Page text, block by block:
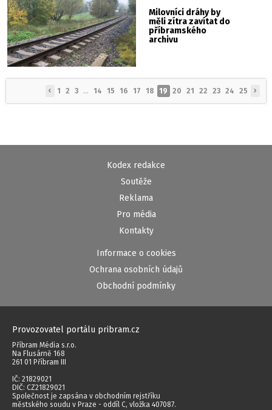
Milovníci dráhy by
měli zítra zavítat do
příbramského
archivu
‹ 1 2 3 ... 14 15 16 17 18 19 20 21 22 23 24 25 ›
Kodex redakce
Soutěže
Reklama
Pro média
Kontakty
Informace o cookies
Ochrana osobních údajů
Obchodní podmínky
Provozovatel portálu pribram.cz
Příbram Média s.r.o.
Na Flusárně 168
261 01 Příbram III
IČ: 21829021
DIČ: CZ21829021
Společnost je zapsána v obchodním rejstříku
městského soudu v Praze - oddíl C, vložka 407087.